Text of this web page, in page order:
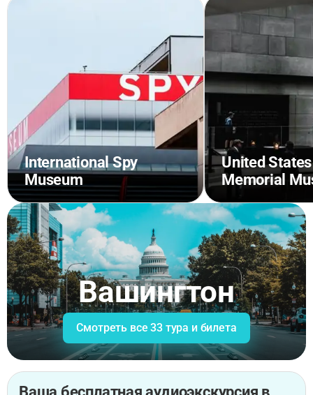
International Spy
Museum
United
Memorial
Вашингтон
Смотреть все 33 тура и билета